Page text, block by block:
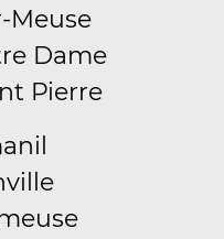
Meuse
Dame
Pierre